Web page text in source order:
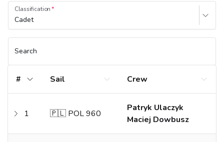
Classification
Cadet
Search
# Sail Crew
1 🇵🇱 POL 960
Patryk Ulaczyk
Maciej Dowbusz